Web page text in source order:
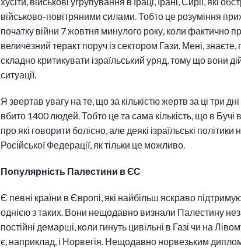
військово-повітряними силами. Тобто це розуміння
початку війни 7 жовтня минулого року, коли фактично
величезний теракт поруч із сектором Гази. Мені, знаєте,
складно критикувати ізраїльський уряд, тому що вони
ситуації.
Я звертав увагу на те, що за кількістю жертв за ці три
вбито 1400 людей. Тобто це та сама кількість, що в Бучі
про які говорити болісно, але деякі ізраїльські
Російської Федерації, як тільки це можливо.
Популярність Палестини в ЄС
Є певні країни в Європі, які найбільш яскраво
однією з таких. Вони нещодавно визнали Палестину
постійні демарші, коли гинуть цивільні в Газі чи на
є, наприклад, і Норвегія. Нещодавно норвезьким